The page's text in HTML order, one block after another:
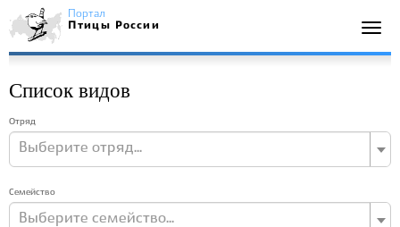
Портал
Птицы России
Список видов
Отряд
Выберите отряд...
Семейство
Выберите семейство...